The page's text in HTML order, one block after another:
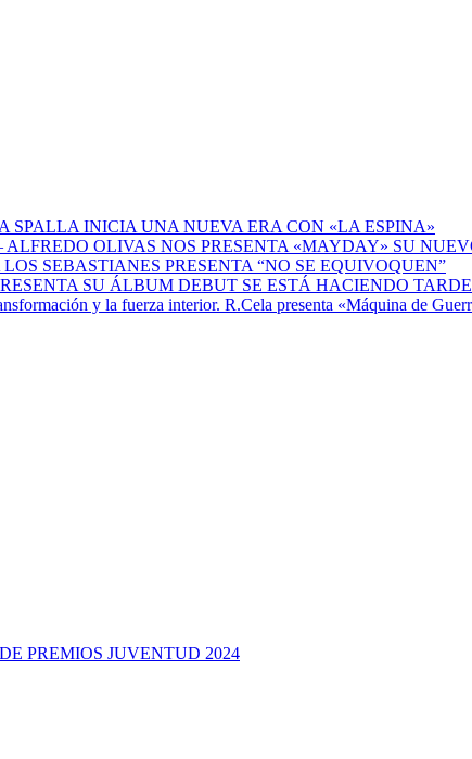
SPALLA INICIA UNA NUEVA ERA CON «LA ESPINA»
ALFREDO OLIVAS NOS PRESENTA «MAYDAY» SU
SEBASTIANES PRESENTA “NO SE EQUIVOQUEN”
SU ÁLBUM DEBUT SE ESTÁ HACIENDO TARDE
R.Cela presenta «Máquina de
PREMIOS JUVENTUD 2024